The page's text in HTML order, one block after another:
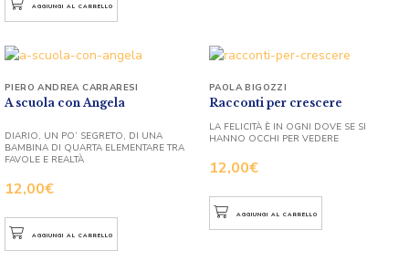
AGGIUNGI AL CARRELLO
A scuola con Angela
12,00€
PIERO ANDREA CARRARESI
DIARIO, UN PO’ SEGRETO, DI UNA
BAMBINA DI QUARTA ELEMENTARE TRA
FAVOLE E REALTÀ
AGGIUNGI AL CARRELLO
Racconti per crescere
12,00€
PAOLA BIGOZZI
LA FELICITÀ È IN OGNI DOVE SE SI
HANNO OCCHI PER VEDERE
AGGIUNGI AL CARRELLO